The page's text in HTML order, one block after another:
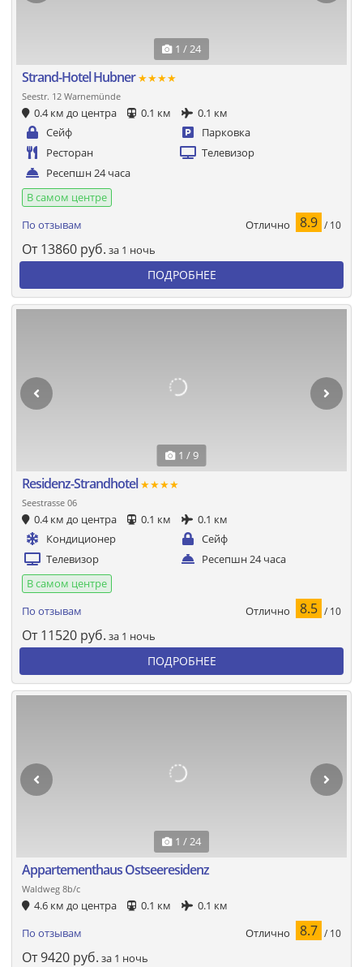
1 / 24
Strand-Hotel Hubner★★★★
Seestr. 12 Warnemünde
0.4 км до центра 0.1 км
0.1 км
Сейф
Парковка
Ресторан
Телевизор
Ресепшн 24 часа
В самом центре
По отзывам
Отлично 8.9 / 10
От 13860 руб. за 1 ночь
ПОДРОБНЕЕ
1 / 9
Residenz-Strandhotel★★★★
Seestrasse 06
0.4 км до центра 0.1 км
0.1 км
Кондиционер
Сейф
Телевизор
Ресепшн 24 часа
В самом центре
По отзывам
Отлично 8.5 / 10
От 11520 руб. за 1 ночь
ПОДРОБНЕЕ
1 / 24
Appartementhaus Ostseeresidenz
Waldweg 8b/c
4.6 км до центра 0.1 км
0.1 км
По отзывам
Отлично 8.7 / 10
От9420 руб. за 1 ночь